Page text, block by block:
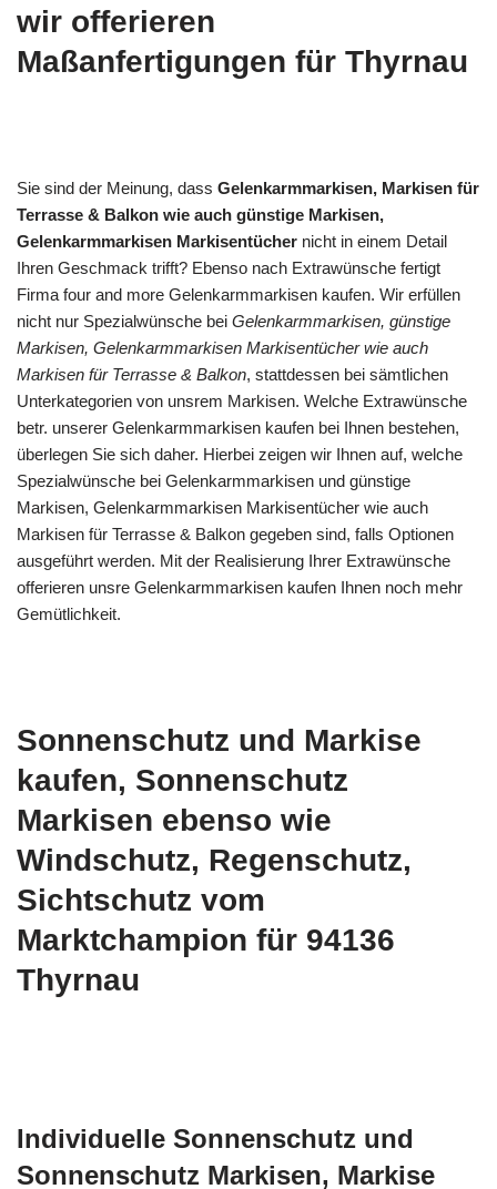
wir offerieren
Maßanfertigungen für Thyrnau
Sie sind der Meinung, dass Gelenkarmmarkisen, Markisen für
Terrasse & Balkon wie auch günstige Markisen,
Gelenkarmmarkisen Markisentücher nicht in einem Detail
Ihren Geschmack trifft? Ebenso nach Extrawünsche fertigt
Firma four and more Gelenkarmmarkisen kaufen. Wir erfüllen
nicht nur Spezialwünsche bei Gelenkarmmarkisen, günstige
Markisen, Gelenkarmmarkisen Markisentücher wie auch
Markisen für Terrasse & Balkon, stattdessen bei sämtlichen
Unterkategorien von unsrem Markisen. Welche Extrawünsche
betr. unserer Gelenkarmmarkisen kaufen bei Ihnen bestehen,
überlegen Sie sich daher. Hierbei zeigen wir Ihnen auf, welche
Spezialwünsche bei Gelenkarmmarkisen und günstige
Markisen, Gelenkarmmarkisen Markisentücher wie auch
Markisen für Terrasse & Balkon gegeben sind, falls Optionen
ausgeführt werden. Mit der Realisierung Ihrer Extrawünsche
offerieren unsre Gelenkarmmarkisen kaufen Ihnen noch mehr
Gemütlichkeit.
Sonnenschutz und Markise
kaufen, Sonnenschutz
Markisen ebenso wie
Windschutz, Regenschutz,
Sichtschutz vom
Marktchampion für 94136
Thyrnau
Individuelle Sonnenschutz und
Sonnenschutz Markisen, Markise